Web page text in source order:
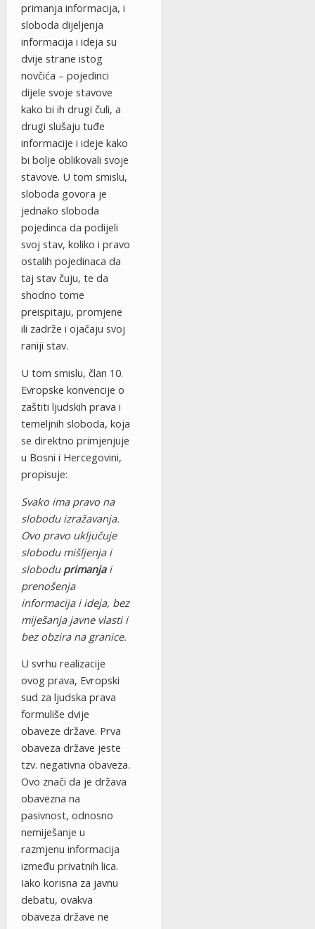
primanja informacija, i
sloboda dijeljenja
informacija i ideja su
dvije strane istog
novčića – pojedinci
dijele svoje stavove
kako bi ih drugi čuli, a
drugi slušaju tuđe
informacije i ideje kako
bi bolje oblikovali svoje
stavove. U tom smislu,
sloboda govora je
jednako sloboda
pojedinca da podijeli
svoj stav, koliko i pravo
ostalih pojedinaca da
taj stav čuju, te da
shodno tome
preispitaju, promjene
ili zadrže i ojačaju svoj
raniji stav.
U tom smislu, član 10.
Evropske konvencije o
zaštiti ljudskih prava i
temeljnih sloboda, koja
se direktno primjenjuje
u Bosni i Hercegovini,
propisuje:
Svako ima pravo na
slobodu izražavanja.
Ovo pravo uključuje
slobodu mišljenja i
slobodu primanja i
prenošenja
informacija i ideja, bez
miješanja javne vlasti i
bez obzira na granice.
U svrhu realizacije
ovog prava, Evropski
sud za ljudska prava
formuliše dvije
obaveze države. Prva
obaveza države jeste
tzv. negativna obaveza.
Ovo znači da je država
obavezna na
pasivnost, odnosno
nemiješanje u
razmjenu informacija
između privatnih lica.
Iako korisna za javnu
debatu, ovakva
obaveza države ne